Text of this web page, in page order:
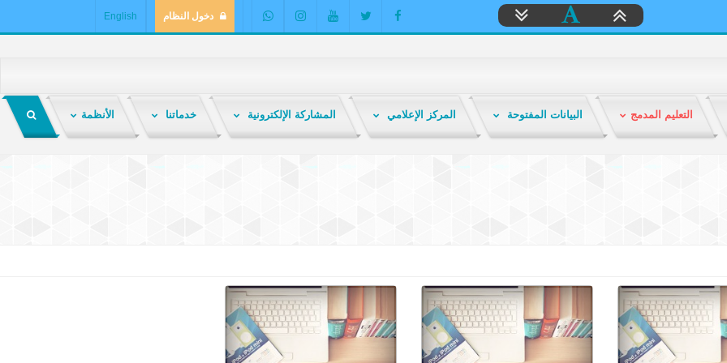
دخول النظام English
التعليم المدمج البيانات المفتوحة المركز الإعلامي المشاركة الإلكترونية خدماتنا الأنظمة